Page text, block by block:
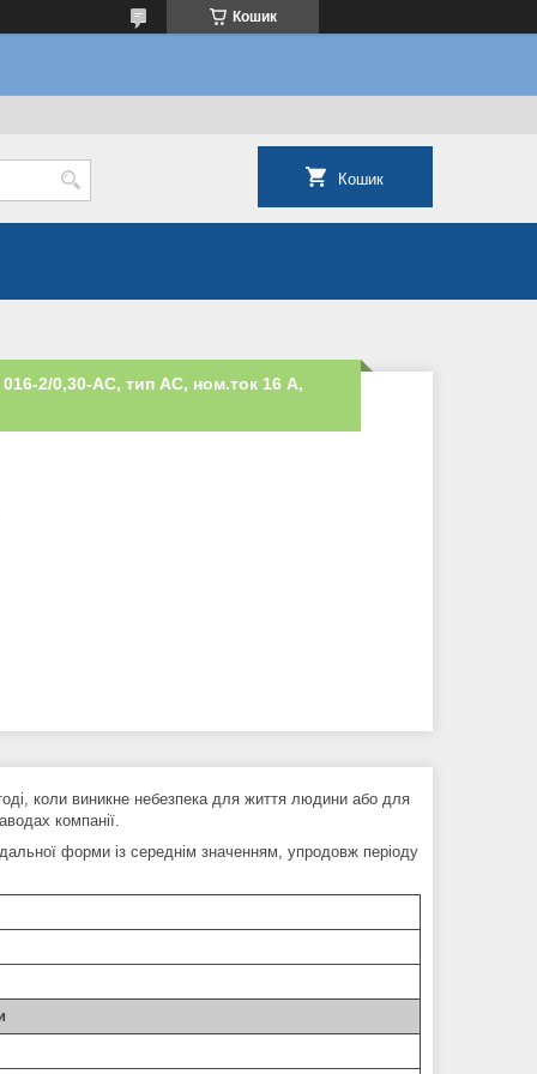
Кошик
Кошик
2/0,30-AC, тип AC, ном.ток 16 А,
коли виникне небезпека для життя людини або для
компанії.
форми із середнім значенням, упродовж періоду